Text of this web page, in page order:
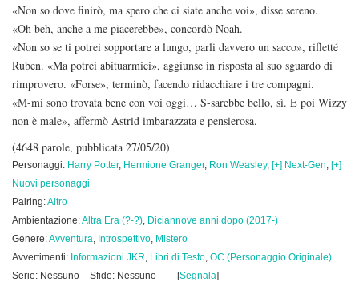
«Non so dove finirò, ma spero che ci siate anche voi», disse sereno.
«Oh beh, anche a me piacerebbe», concordò Noah.
«Non so se ti potrei sopportare a lungo, parli davvero un sacco», rifletté
Ruben. «Ma potrei abituarmici», aggiunse in risposta al suo sguardo di
rimprovero. «Forse», terminò, facendo ridacchiare i tre compagni.
«M-mi sono trovata bene con voi oggi… S-sarebbe bello, sì. E poi Wizzy
non è male», affermò Astrid imbarazzata e pensierosa.
(4648 parole, pubblicata 27/05/20)
Personaggi: Harry Potter, Hermione Granger, Ron Weasley, [+] Next-Gen, [+]
Nuovi personaggi
Pairing:Altro
Ambientazione:Altra Era (?-?), Diciannove anni dopo (2017-)
Genere:Avventura, Introspettivo, Mistero
Avvertimenti: Informazioni JKR, Libri di Testo, OC (Personaggio Originale)
Serie: Nessuno
Sfide: Nessuno [Segnala]